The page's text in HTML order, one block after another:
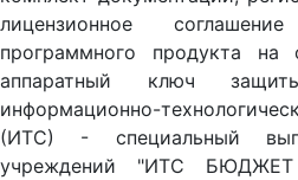
лицензионное
программного продукта
аппаратный ключ
информационно-
(ИТС) - специальный
учреждений "ИТС